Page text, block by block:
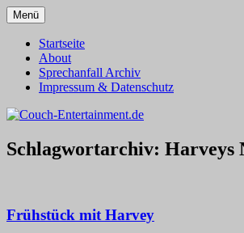
Zum
Inhalt
springen
Couch-
Menü
Startseite
About
Sprechanfall Archiv
Impressum & Datenschutz
Schlagwortarchiv: Harveys
Frühstück mit Harvey